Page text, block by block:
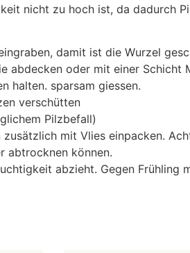
nicht zu hoch ist, da
damit ist die Wurzel
abdecken oder mit einer Schicht
halten. sparsam giessen.
verschütten
Pilzbefall)
mit Vlies einpacken.
abtrocknen können.
abzieht. Gegen